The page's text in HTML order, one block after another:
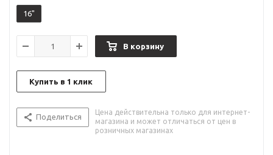
16"
В корзину
Купить в 1 клик
Поделиться
Цена действительна только для интернет-
магазина и может отличаться от цен в
розничных магазинах